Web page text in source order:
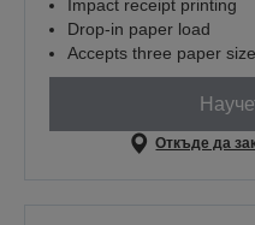
Impact receipt printing
Drop-in paper load
Accepts three paper
Откъде да